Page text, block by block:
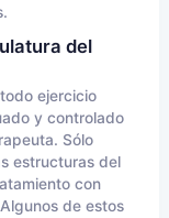
del
ejercicio
y controlado
Sólo
estructuras del
con
de estos